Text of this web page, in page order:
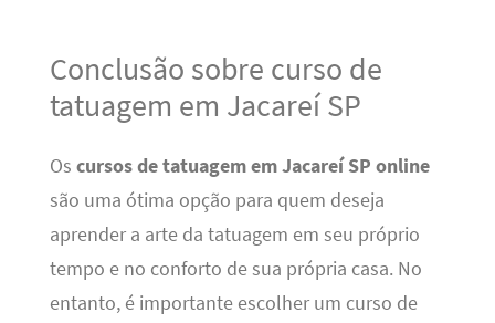
Conclusão sobre curso de
tatuagem em Jacareí SP
Os cursos de tatuagem em Jacareí SP online
são uma ótima opção para quem deseja
aprender a arte da tatuagem em seu próprio
tempo e no conforto de sua própria casa. No
entanto, é importante escolher um curso de